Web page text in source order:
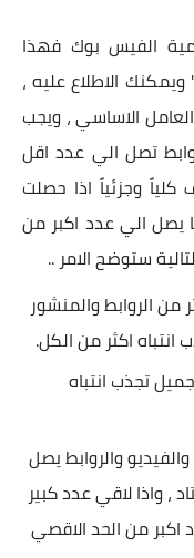
الفيس بوك فهذا
الاطلاع عليه ،
الاساسي ، ويجب
تصل الي عدد اقل
وجزئياً اذا حصلت
يصل الي عدد اكبر من
ستوضح الامر ..
من الروابط والمنشور
اكثر من الكل.
تجذب انتباه
والروابط يصل
، واذا لاقي عدد كبير
اكبر من الحد الاقصي